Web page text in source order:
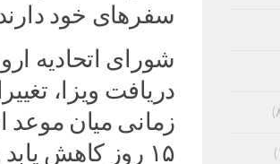
سفرهای خود
شورای اتحادیه
دریافت ویزا،
زمانی میان موعد
۱۵ روز کاهش